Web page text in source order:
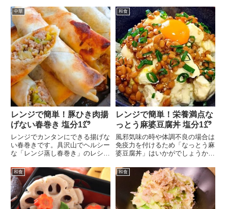
中華
レンジで簡単！豚ひき肉揚
げない春巻き 塩分1㌘
レンジでカンタンにできる揚げな
い春巻きです。具沢山でヘルシー
な「レンジ蒸し春巻き」のレシピ
和食
レンジで簡単！栄養満点な
っとう麻婆豆腐丼 塩分1㌘
風邪気味の時や体調不良の場合は
免疫力を付けるため「なっとう麻
婆豆腐丼」はいかがでしょうか。
和食 和食